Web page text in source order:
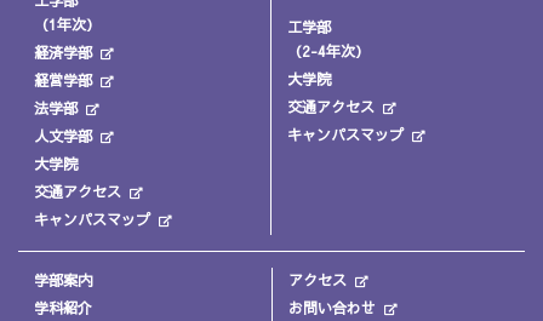
（1年次）
経済学部
経営学部
法学部
人文学部
大学院
交通アクセス
キャンパスマップ
工学部
（2-4年次）
大学院
交通アクセス
キャンパスマップ
学部案内
学科紹介
アクセス
お問い合わせ